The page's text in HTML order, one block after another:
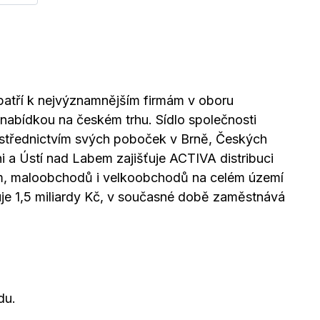
k nejvýznamnějším firmám v oboru
na českém trhu. Sídlo společnosti
svých poboček v Brně, Českých
Ústí nad Labem zajišťuje ACTIVA distribuci
maloobchodů i velkoobchodů na celém území
1,5 miliardy Kč, v současné době zaměstnává